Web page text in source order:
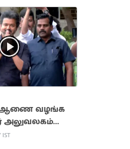
ஆணை வழங்க
அலுவலகம்
IST